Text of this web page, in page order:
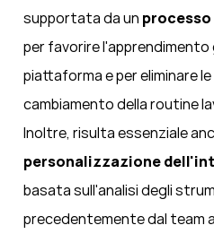
supportata da un
per favorire l'apprendimento
piattaforma e per eliminare
cambiamento della routine
Inoltre, risulta essenziale
personalizzazione
basata sull'analisi degli
precedentemente dal team